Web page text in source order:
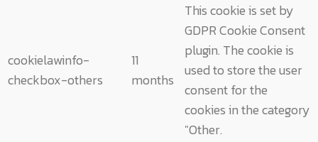
cookielawinfo-
checkbox-others
11
months
This cookie is set by
GDPR Cookie Consent
plugin. The cookie is
used to store the user
consent for the
cookies in the category
"Other.